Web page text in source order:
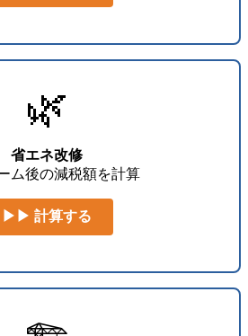
🌿
省エネ改修
ム後の減税額を計算
▶▶ 計算する